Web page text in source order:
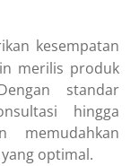
kesempatan
merilis produk
standar
hingga
memudahkan
optimal.